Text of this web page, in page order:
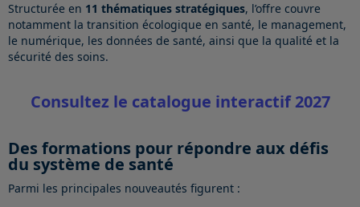
Structurée en 11 thématiques stratégiques, l’offre couvre
notamment la transition écologique en santé, le management,
le numérique, les données de santé, ainsi que la qualité et la
sécurité des soins.
Consultez le catalogue interactif 2027
Des formations pour répondre aux défis
du système de santé
Parmi les principales nouveautés figurent :